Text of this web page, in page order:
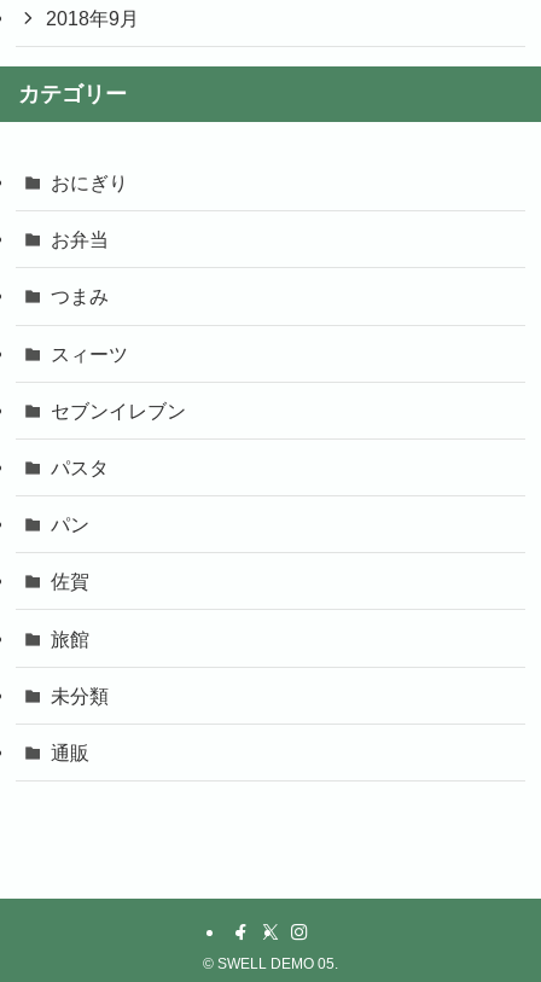
2018年9月
カテゴリー
おにぎり
お弁当
つまみ
スィーツ
セブンイレブン
パスタ
パン
佐賀
旅館
未分類
通販
© SWELL DEMO 05.